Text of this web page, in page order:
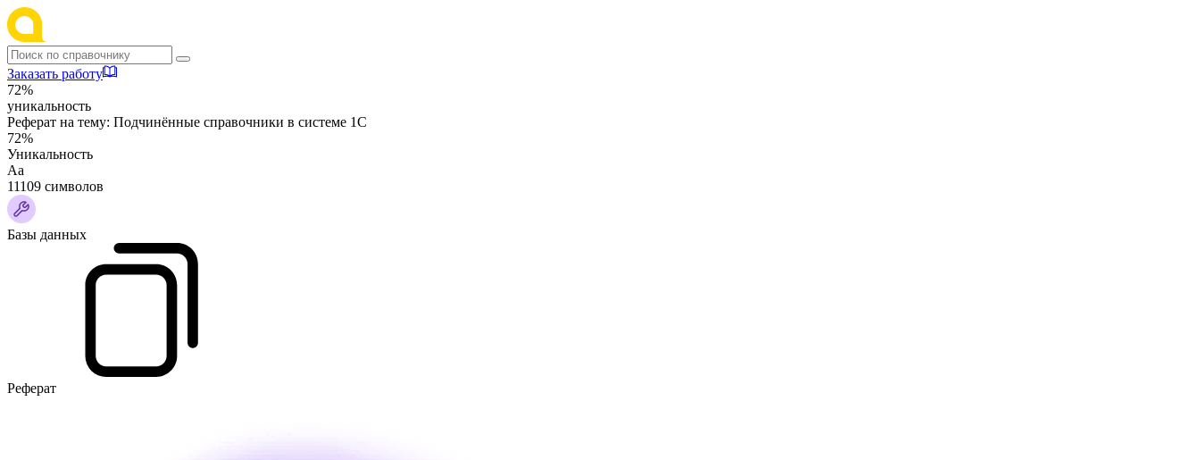
Заказать работу
72%
уникальность
Реферат на тему: Подчинённые справочники в системе 1С
72%
Уникальность
Аа
11109 символов
Базы данных
Реферат